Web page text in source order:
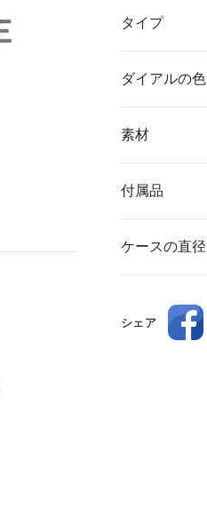
タイプ
ダイアルの色
素材
付属品
ケースの直径
シェア